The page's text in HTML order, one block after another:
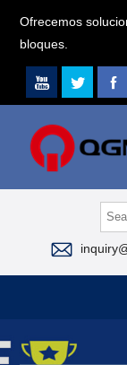
Ofrecemos
bloques.
  
